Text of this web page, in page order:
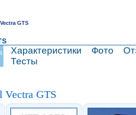
ПРОДАЖА
GTS
Характеристики Фото
Тесты
Vectra GTS